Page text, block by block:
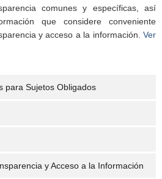
comunes y específicas, así
que considere conveniente
y acceso a la información. Ver
para Sujetos Obligados
y Acceso a la Información